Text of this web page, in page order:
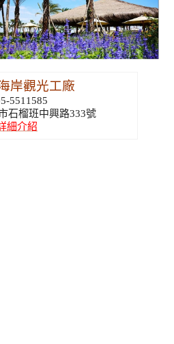
岸觀光工廠
5511585
石榴班中興路333號
細介紹